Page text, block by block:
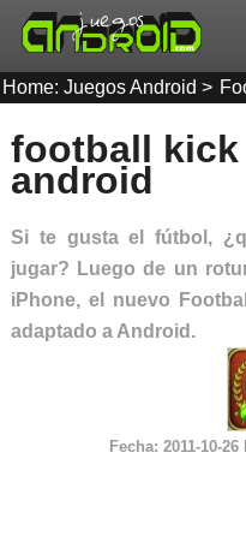
Home: Juegos Android >
football kick
android
Si te gusta el fútbol,
jugar? Luego de un
iPhone, el nuevo
adaptado a Android.
Fecha: 2011-10-26